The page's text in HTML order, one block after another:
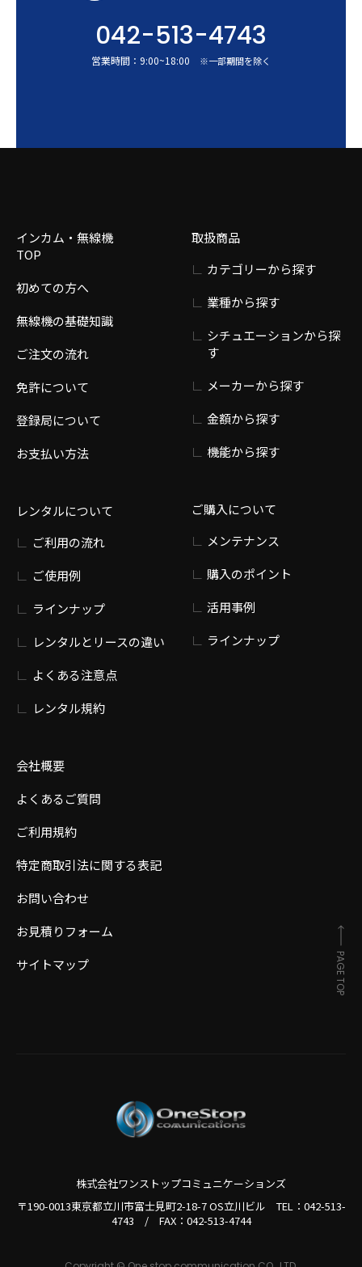
042-513-4743
営業時間： 9:00~18:00 ※一部期間を除く
インカム・無線機
TOP
初めての方へ
無線機の基礎知識
ご注文の流れ
免許について
登録局について
お支払い方法
レンタルについて
ご利用の流れ
ご使用例
ラインナップ
レンタルとリースの違い
よくある注意点
レンタル規約
会社概要
よくあるご質問
ご利用規約
特定商取引法に関する表記
お問い合わせ
お見積りフォーム
サイトマップ
取扱商品
カテゴリーから探す
業種から探す
シチュエーションから探
す
メーカーから探す
金額から探す
機能から探す
ご購入について
メンテナンス
購入のポイント
活用事例
ラインナップ
株式会社ワンストップコミュニケーションズ
〒190-0013東京都立川市富士見町2-18-7 OS立川ビル TEL： 042-513-
4743 / FAX：042-513-4744
PAGE TOP